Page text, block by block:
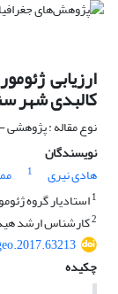
ارزیابی
کالبدی شهر
نوع مقاله : پژوهشی
نویسندگان
هادی نیری
1
1استادیار گروه
2کارشناس ارشد
چکیده